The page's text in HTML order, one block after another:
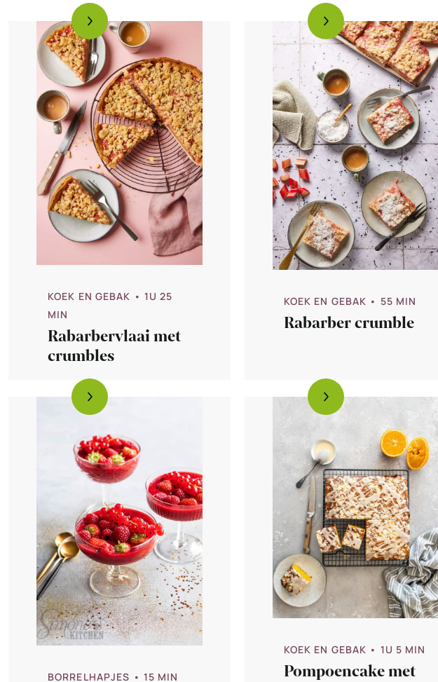
KOEK EN GEBAK • 1U 25
MIN
Rabarbervlaai met
crumbles
KOEK EN GEBAK • 55 MIN
Rabarber crumble
BORRELHAPJES • 15 MIN
KOEK EN GEBAK • 1U 5 MIN
Pompoencake met